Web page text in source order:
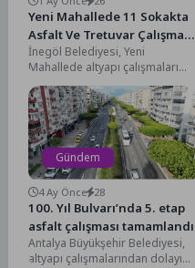
Yeni Mahallede 11 Sokakta
Asfalt Ve Tretuvar Çalışması
Tamamlandı
İnegöl Belediyesi, Yeni
Mahallede altyapı çalışmaları
tamamlanan bölgede 11
sokakta asfalt ve kaldırım
çalışmalarını bitirdi....
Gündem
4 Ay Önce 28
100. Yıl Bulvarı’nda 5. etap
asfalt çalışması tamamlandı
Antalya Büyükşehir Belediyesi,
altyapı çalışmalarından dolayı